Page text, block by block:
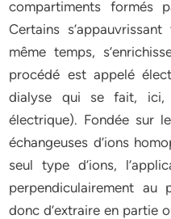
compartiments formés
Certains
même temps,
procédé est appelé
dialyse qui se fait, ici,
électrique). Fondée sur
échangeuses d’ions
seul type d’ions,
perpendiculairement au
donc d’extraire en partie